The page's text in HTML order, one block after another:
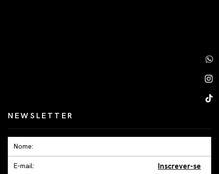
NEWSLETTER
Inscrever-se